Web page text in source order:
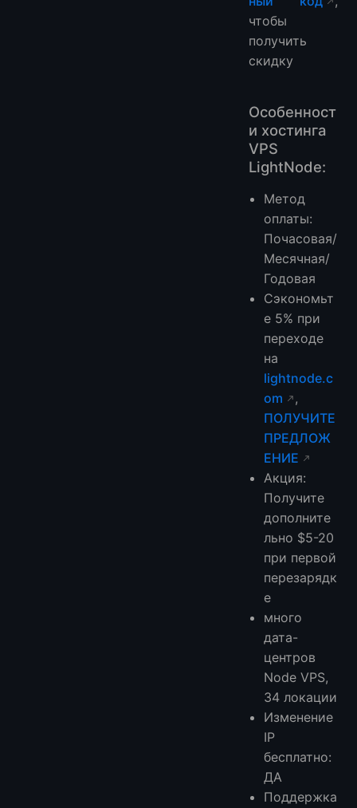
чтобы
получить
скидку
Особенност
и хостинга
VPS
LightNode:
Метод
оплаты:
Почасовая/
Месячная/
Годовая
Сэкономьт
е 5% при
переходе
на
lightnode.c
om
,
ПОЛУЧИТЕ
ПРЕДЛОЖ
ЕНИЕ
Акция:
Получите
дополните
льно $5-20
при первой
перезарядк
е
много
дата-
центров
Node VPS,
34 локации
Изменение
IP
бесплатно:
ДА
Поддержка